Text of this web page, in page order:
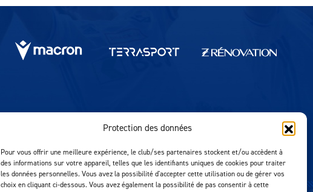
Protection des données
Pour vous offrir une meilleure expérience, le club/ses partenaires stockent et/ou accèdent à
des informations sur votre appareil, telles que les identifiants uniques de cookies pour traiter
les données personnelles. Vous avez la possibilité d'accepter cette utilisation ou de gérer vos
choix en cliquant ci-dessous. Vous avez également la possibilité de pas consentir à cette